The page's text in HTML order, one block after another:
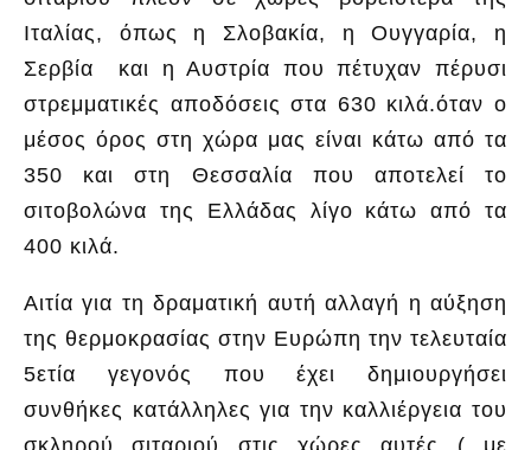
Ιταλίας, όπως η Σλοβακία, η Ουγγαρία, η
Σερβία και η Αυστρία που πέτυχαν πέρυσι
στρεμματικές αποδόσεις στα 630 κιλά.όταν ο
μέσος όρος στη χώρα μας είναι κάτω από τα
350 και στη Θεσσαλία που αποτελεί το
σιτοβολώνα της Ελλάδας λίγο κάτω από τα
400 κιλά.
Αιτία για τη δραματική αυτή αλλαγή η αύξηση
της θερμοκρασίας στην Ευρώπη την τελευταία
5ετία γεγονός που έχει δημιουργήσει
συνθήκες κατάλληλες για την καλλιέργεια του